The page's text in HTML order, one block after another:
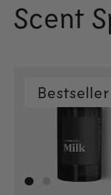
Scent
Bestseller